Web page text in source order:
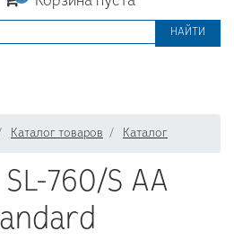
НАЙТИ
Каталог товаров Каталог
760/S AA